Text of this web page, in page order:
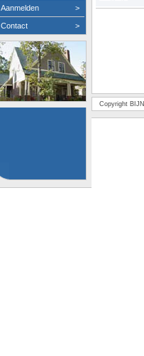
Aanmelden >
Contact >
Copyright